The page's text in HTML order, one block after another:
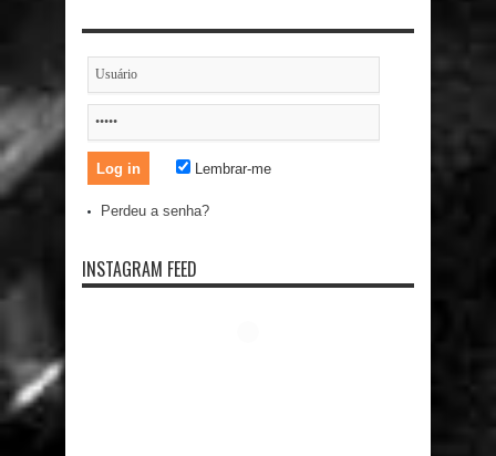
Lembrar-me
Perdeu a senha?
INSTAGRAM FEED